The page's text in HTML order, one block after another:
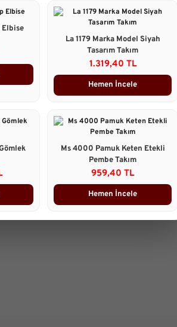
Elbise
La 1179 Marka Model Siyah
Tasarım Takım
1.319,40 TL
Hemen İncele
Ms 4000 Pamuk Keten Etekli
Pembe Takım
959,40 TL
Hemen İncele
Taksit Seçenekleri
Ürün Yorumları
Bu ürünün fiyat bilgisi, resim,
gördüğünüz noktaları öneri
Görüş ve önerileriniz için
Ürün resmi kalitesiz, bozuk
Ürün açıklamasında eksik
Ürün bilgilerinde hatalar